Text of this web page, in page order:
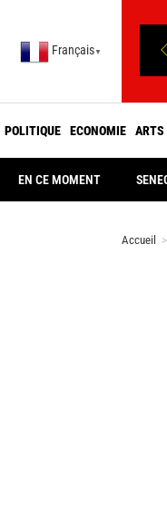
Français ▼
POLITIQUE ECONOMIE ARTS
EN CE MOMENT
Accueil >